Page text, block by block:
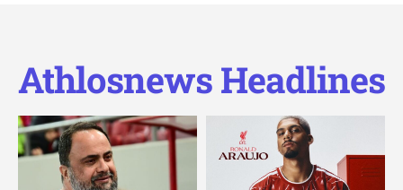
Athlosnews Headlines